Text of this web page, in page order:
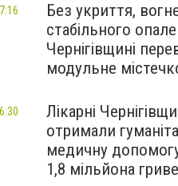
Без укриття,
стабільного
Чернігівщині
модульне
Лікарні
отримали
медичну
1,8 мільйона